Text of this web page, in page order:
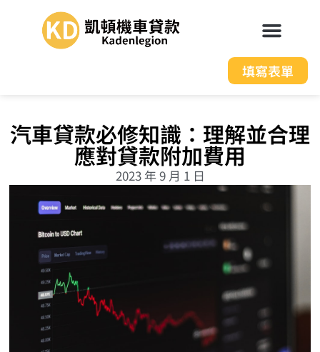
填寫表單
汽車貸款必修知識：理解並合理
應對貸款附加費用
2023 年 9 月 1 日